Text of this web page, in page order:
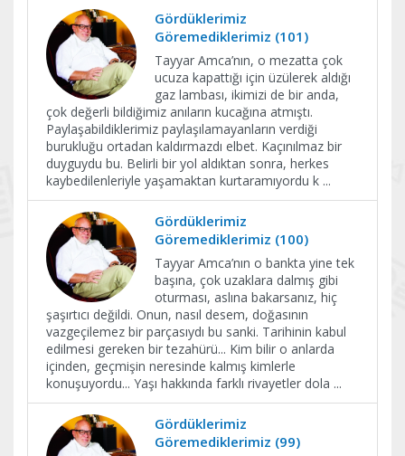
Gördüklerimiz
Göremediklerimiz (101)
Tayyar Amca’nın, o mezatta çok
ucuza kapattığı için üzülerek aldığı
gaz lambası, ikimizi de bir anda,
çok değerli bildiğimiz anıların kucağına atmıştı.
Paylaşabildiklerimiz paylaşılamayanların verdiği
burukluğu ortadan kaldırmazdı elbet. Kaçınılmaz bir
duyguydu bu. Belirli bir yol aldıktan sonra, herkes
kaybedilenleriyle yaşamaktan kurtaramıyordu k ...
Gördüklerimiz
Göremediklerimiz (100)
Tayyar Amca’nın o bankta yine tek
başına, çok uzaklara dalmış gibi
oturması, aslına bakarsanız, hiç
şaşırtıcı değildi. Onun, nasıl desem, doğasının
vazgeçilemez bir parçasıydı bu sanki. Tarihinin kabul
edilmesi gereken bir tezahürü... Kim bilir o anlarda
içinden, geçmişin neresinde kalmış kimlerle
konuşuyordu... Yaşı hakkında farklı rivayetler dola ...
Gördüklerimiz
Göremediklerimiz (99)